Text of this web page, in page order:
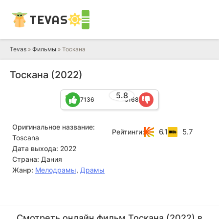
TEVAS
Tevas » Фильмы » Тоскана
Тоскана (2022)
5.8
7136 5168
Оригинальное название:
Toscana
Дата выхода: 2022
Страна: Дания
Жанр: Мелодрамы, Драмы
Рейтинги: 6.1 5.7